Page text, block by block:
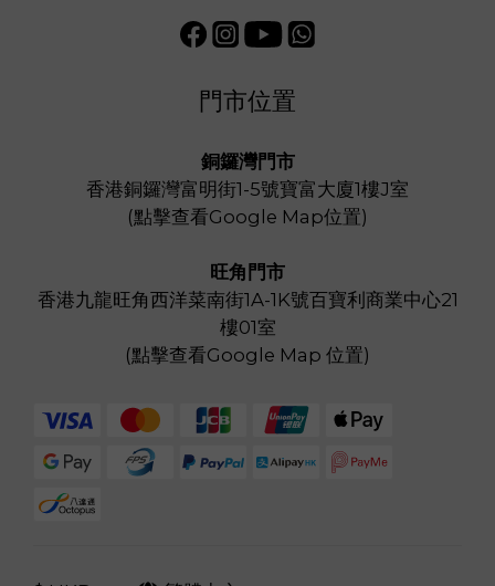
門市位置
銅鑼灣門市
香港銅鑼灣富明街1-5號寶富大廈1樓J室
(點擊查看Google Map位置)
旺角門市
香港九龍旺角西洋菜南街1A-1K號百寶利商業中心21
樓01室
(點擊查看Google Map 位置)